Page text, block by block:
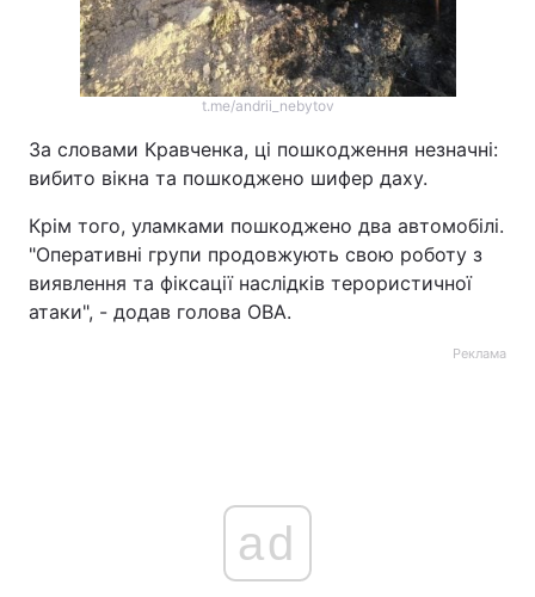
t.me/andrii_nebytov
За словами Кравченка, ці пошкодження незначні:
вибито вікна та пошкоджено шифер даху.
Крім того, уламками пошкоджено два автомобілі.
"Оперативні групи продовжують свою роботу з
виявлення та фіксації наслідків терористичної
атаки", - додав голова ОВА.
Реклама
ad